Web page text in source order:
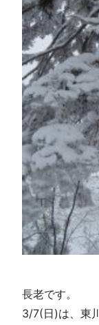
長老です。
3/7(日)は、東